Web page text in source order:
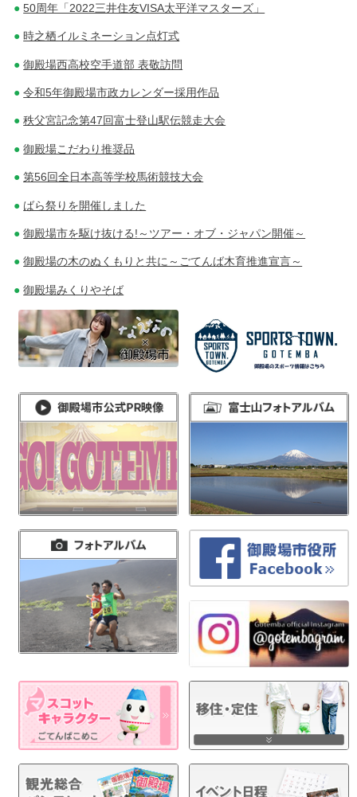
50周年「2022三井住友VISA太平洋マスターズ」
時之栖イルミネーション点灯式
御殿場西高校空手道部 表敬訪問
令和5年御殿場市政カレンダー採用作品
秩父宮記念第47回富士登山駅伝競走大会
御殿場こだわり推奨品
第56回全日本高等学校馬術競技大会
ばら祭りを開催しました
御殿場市を駆け抜ける!～ツアー・オブ・ジャパン開催～
御殿場の木のぬくもりと共に～ごてんば木育推進宣言～
御殿場みくりやそば